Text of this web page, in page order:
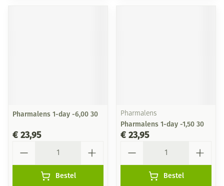
Pharmalens 1-day -6,00 30
€ 23,95
Bestel
Pharmalens
Pharmalens 1-day -1,50 30
€ 23,95
Bestel